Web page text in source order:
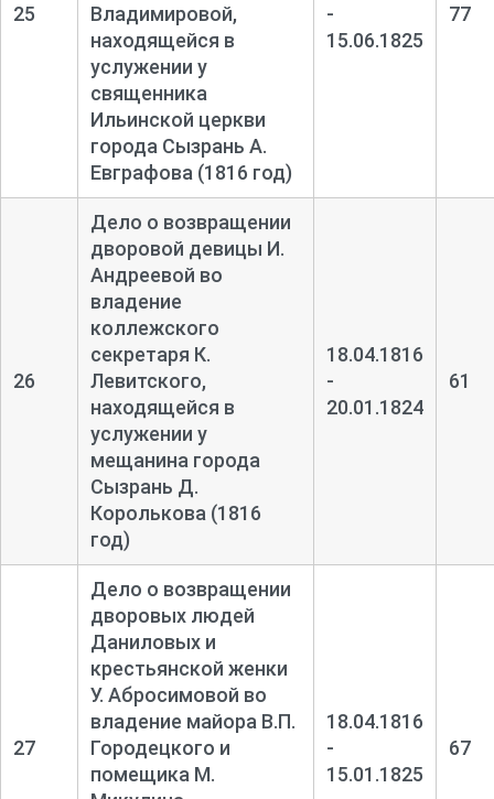
25
Владимировой,
находящейся в
услужении у
священника
Ильинской церкви
города Сызрань А.
Евграфова (1816 год)
-
15.06.1825
77
26
Дело о возвращении
дворовой девицы И.
Андреевой во
владение
коллежского
секретаря К.
Левитского,
находящейся в
услужении у
мещанина города
Сызрань Д.
Королькова (1816
год)
18.04.1816
-
20.01.1824
61
27
Дело о возвращении
дворовых людей
Даниловых и
крестьянской женки
У. Абросимовой во
владение майора В.П.
Городецкого и
помещика М.
18.04.1816
-
15.01.1825
67